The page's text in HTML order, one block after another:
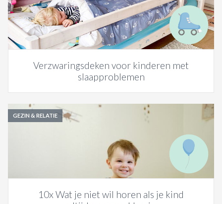
Verzwaringsdeken voor kinderen met
slaapproblemen
GEZIN & RELATIE
10x Wat je niet wil horen als je kind